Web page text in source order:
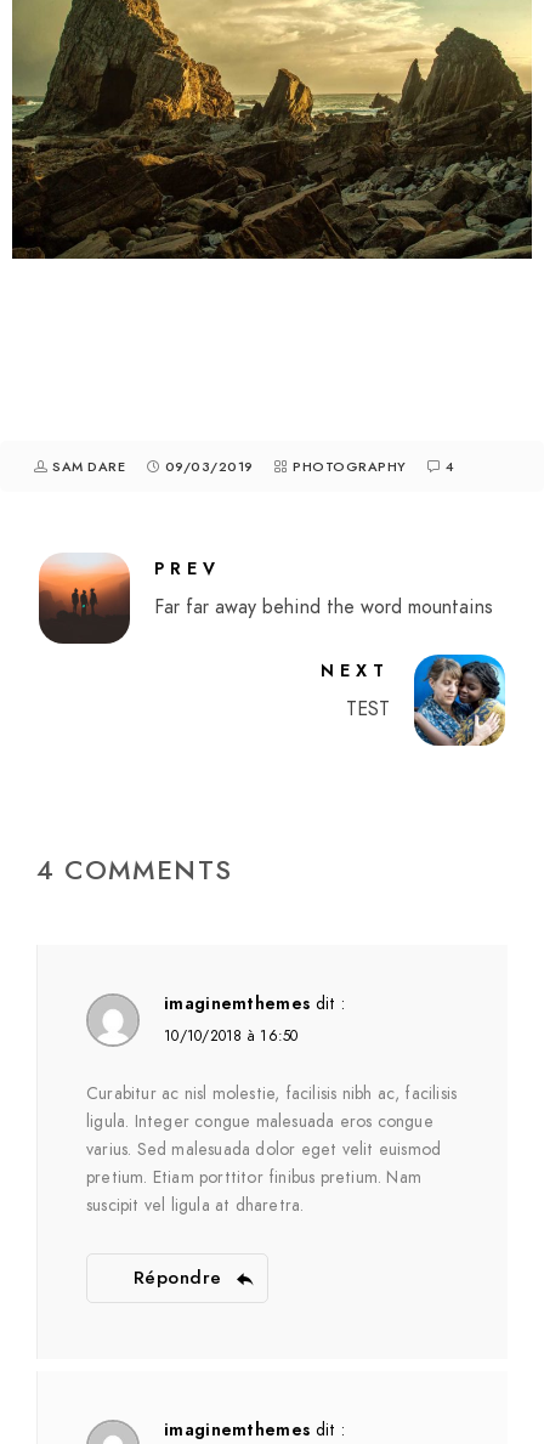
SAM DARE 09/03/2019 PHOTOGRAPHY 4
PREV
Far far away behind the word mountains
NEXT
TEST
4 COMMENTS
imaginemthemes dit :
10/10/2018 à 16:50
Curabitur ac nisl molestie, facilisis nibh ac, facilisis
ligula. Integer congue malesuada eros congue
varius. Sed malesuada dolor eget velit euismod
pretium. Etiam porttitor finibus pretium. Nam
suscipit vel ligula at dharetra.
Répondre
imaginemthemes dit :